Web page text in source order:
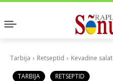
Tarbija Retseptid Kevadine salat
TARBIJA RETSEPTID